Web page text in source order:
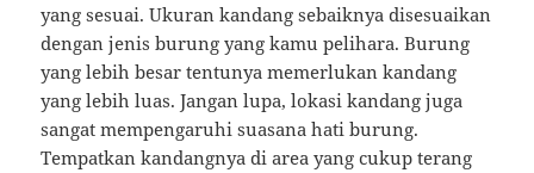
yang sesuai. Ukuran kandang sebaiknya disesuaikan
dengan jenis burung yang kamu pelihara. Burung
yang lebih besar tentunya memerlukan kandang
yang lebih luas. Jangan lupa, lokasi kandang juga
sangat mempengaruhi suasana hati burung.
Tempatkan kandangnya di area yang cukup terang